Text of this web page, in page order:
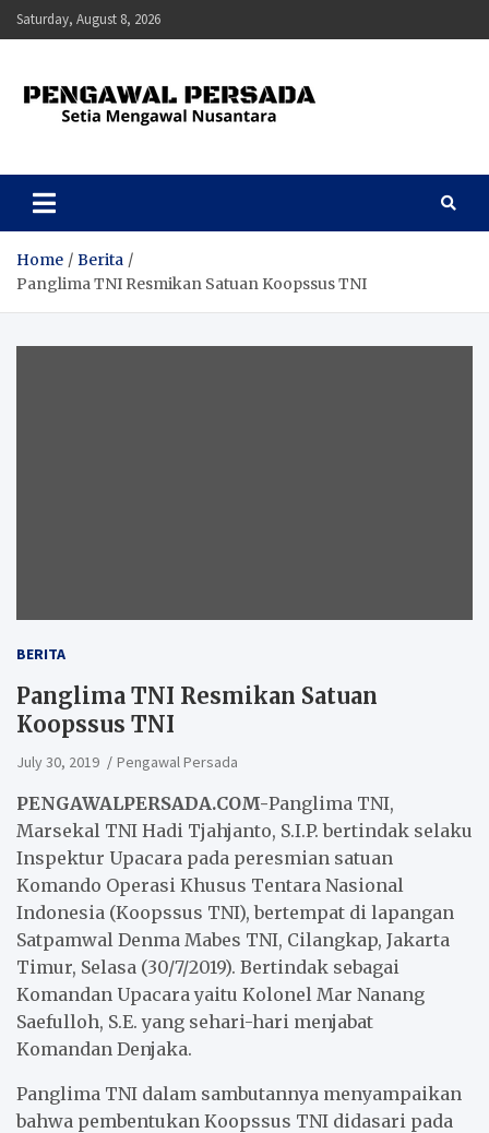
Skip
to
Saturday, August 8, 2026
Pengawal Persada
Home
Berita
Panglima TNI Resmikan Satuan Koopssus TNI
BERITA
Panglima TNI Resmikan Satuan
Koopssus TNI
July 30, 2019 Pengawal Persada
PENGAWALPERSADA.COM-Panglima TNI,
Marsekal TNI Hadi Tjahjanto, S.I.P. bertindak selaku
Inspektur Upacara pada peresmian satuan
Komando Operasi Khusus Tentara Nasional
Indonesia (Koopssus TNI), bertempat di lapangan
Satpamwal Denma Mabes TNI, Cilangkap, Jakarta
Timur, Selasa (30/7/2019). Bertindak sebagai
Komandan Upacara yaitu Kolonel Mar Nanang
Saefulloh, S.E. yang sehari-hari menjabat
Komandan Denjaka.
Panglima TNI dalam sambutannya menyampaikan
bahwa pembentukan Koopssus TNI didasari pada